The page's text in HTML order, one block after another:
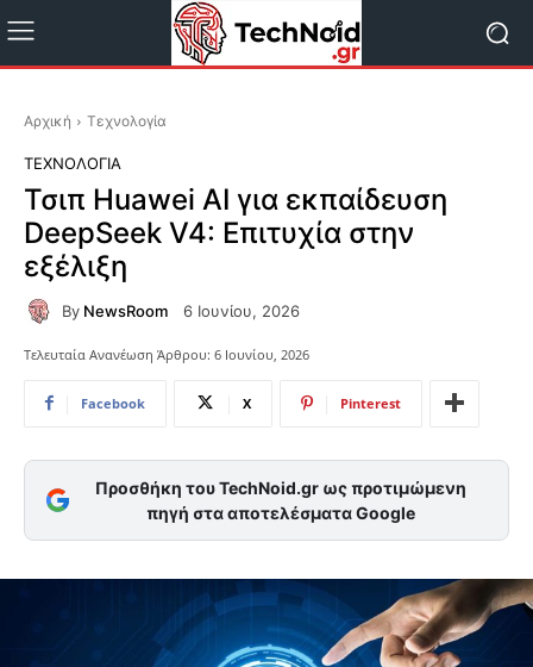
Αρχική Τεχνολογία
ΤΕΧΝΟΛΟΓΊΑ
Τσιπ Huawei AI για εκπαίδευση
DeepSeek V4: Επιτυχία στην
εξέλιξη
By NewsRoom 6 Ιουνίου, 2026
Τελευταία Ανανέωση Άρθρου: 6 Ιουνίου, 2026
Facebook X Pinterest
Προσθήκη του TechNoid.gr ως προτιμώμενη
πηγή στα αποτελέσματα Google